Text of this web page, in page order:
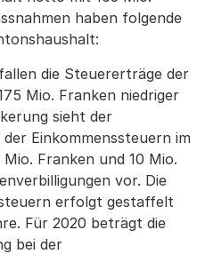
haben folgende
die Steuererträge der
Mio. Franken niedriger
sieht der
Einkommenssteuern im
Franken und 10 Mio.
vor. Die
erfolgt gestaffelt
Für 2020 beträgt die
bei der